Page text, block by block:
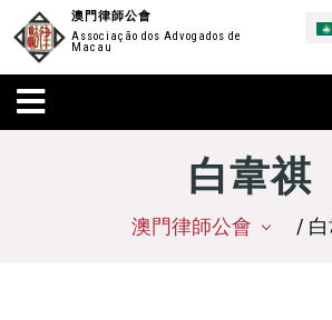
澳門律師公會
Associação dos Advogados de
Macau
白韋祺
澳門律師公會 /